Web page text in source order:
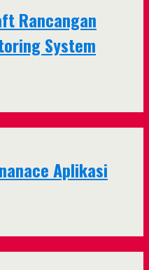
Rancangan
System
Aplikasi